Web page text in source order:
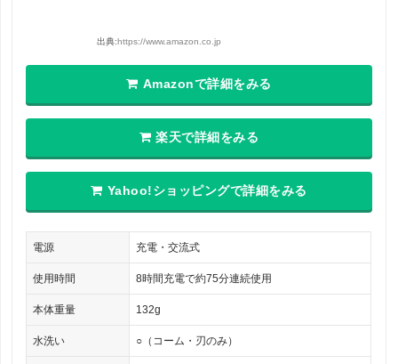
出典:https://www.amazon.co.jp
Amazonで詳細をみる
楽天で詳細をみる
Yahoo!ショッピングで詳細をみる
電源 充電・交流式
使用時間 8時間充電で約75分連続使用
本体重量 132g
水洗い ○（コーム・刃のみ）